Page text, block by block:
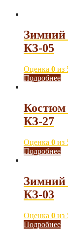
Зимний
КЗ-05
Оценка 0 из
Подробнее
Костюм
КЗ-27
Оценка 0 из
Подробнее
Зимний
КЗ-03
Оценка 0 из
Подробнее